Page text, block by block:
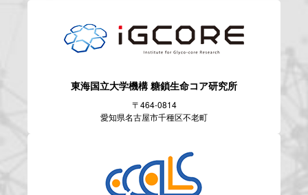
東海国立大学機構糖鎖生命コア研究所
〒464-0814
愛知県名古屋市千種区不老町